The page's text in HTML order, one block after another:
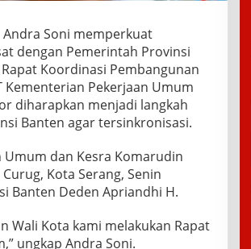
Soni memperkuat
dengan Pemerintah Provinsi
Koordinasi Pembangunan
Pekerjaan Umum
diharapkan menjadi langkah
Banten agar tersinkronisasi.
dan Kesra Komarudin
Kota Serang, Senin
Banten Deden Apriandhi H.
Wali Kota kami melakukan Rapat
ungkap Andra Soni.